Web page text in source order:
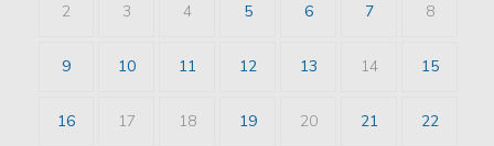
2 3 4 5 6 7 8
9 10 11 12 13 14 15
16 17 18 19 20 21 22